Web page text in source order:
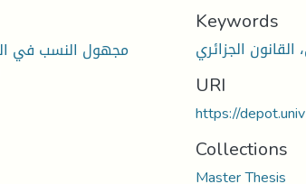
مجهول النسب في
Keywords
الجزائري
URI
https://
Collections
Master Thesis